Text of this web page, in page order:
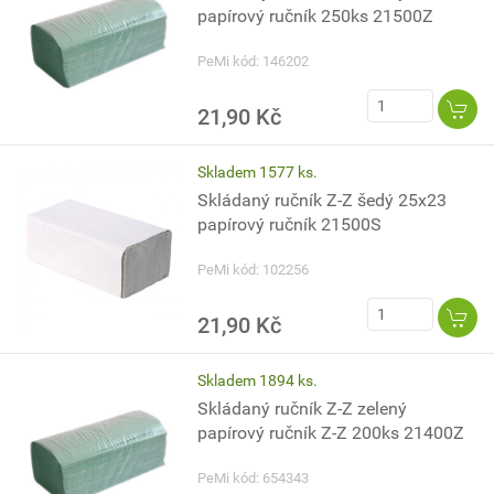
papírový ručník 250ks 21500Z
PeMi kód: 146202
21,90 Kč
Skladem 1577 ks.
Skládaný ručník Z-Z šedý 25x23
papírový ručník 21500S
PeMi kód: 102256
21,90 Kč
Skladem 1894 ks.
Skládaný ručník Z-Z zelený
papírový ručník Z-Z 200ks 21400Z
PeMi kód: 654343